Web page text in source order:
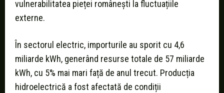
vulnerabilitatea pieței românești la fluctuațiile
externe.
În sectorul electric, importurile au sporit cu 4,6
miliarde kWh, generând resurse totale de 57 miliarde
kWh, cu 5% mai mari față de anul trecut. Producția
hidroelectrică a fost afectată de condiții